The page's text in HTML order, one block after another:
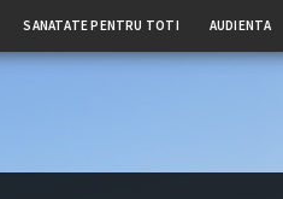
SANATATE PENTRU TOTI AUDIENTA